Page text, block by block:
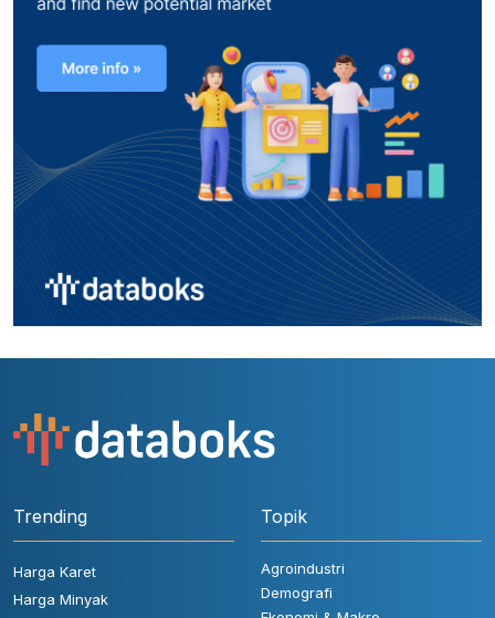
Trending
Harga Karet
Harga Minyak
Topik
Agroindustri
Demografi